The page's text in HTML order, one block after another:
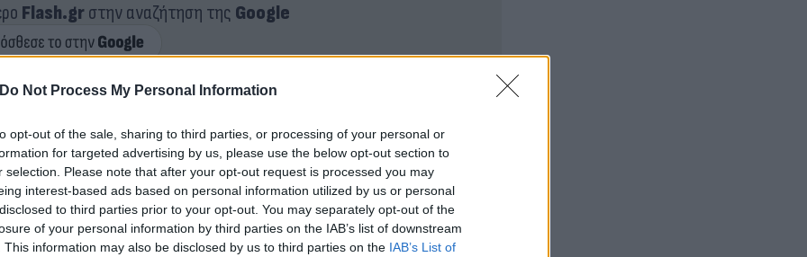
Do Not Process My Personal Information
opt-out of the sale, sharing to third parties, or processing of your personal or
for targeted advertising by us, please use the below opt-out section to
selection. Please note that after your opt-out request is processed you may
interest-based ads based on personal information utilized by us or personal
to third parties prior to your opt-out. You may separately opt-out of the
of your personal information by third parties on the IAB’s list of downstream
This information may also be disclosed by us to third parties on the IAB’s List of
Flash.grστην αναζήτηση της Google